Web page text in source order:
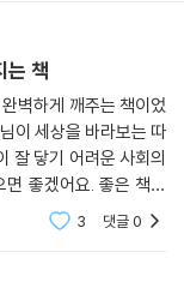
로도 받아들일 수 없
원, 사회 통합 실태 조
수 없다”는 응답(69.
대한 거부감이 컸다.”
균 소득(7339만 원)은
를 차지하고 있다(통
스터미널의 28%(전국
년 티머니 전산망
전보다 41% 감소했고,
사에 답이 있다. 자정
는 책
벽하게 깨주는 책이었
이 세상을 바라보는 따
잘 닿기 어려운 사회의
좋겠어요. 좋은 책을
3 댓글0